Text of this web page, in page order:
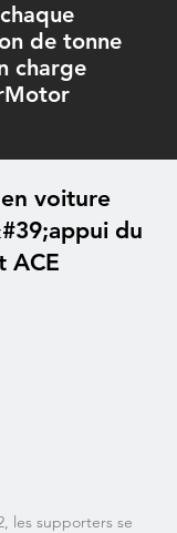
de tonne
charge
voiture
du
ACE
les supporters se